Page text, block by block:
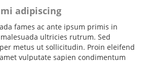
adipiscing
fames ac ante ipsum primis in
ultricies rutrum. Sed
metus ut sollicitudin. Proin eleifend
vulputate sapien condimentum